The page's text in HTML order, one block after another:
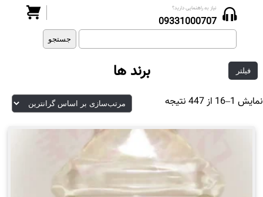
جستجو
برای:
نیاز به راهنمایی دارید؟
09331000707
فیلتر برند ها
نمایش 1–16 از 447 نتیجه
مرتب‌سازی
اساس
قیمت:
زیاد
به
کم